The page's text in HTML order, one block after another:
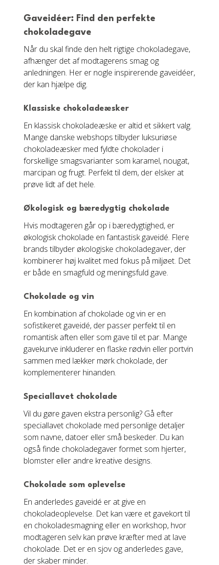
Gaveidéer: Find den perfekte
chokoladegave
Når du skal finde den helt rigtige chokoladegave,
afhænger det af modtagerens smag og
anledningen. Her er nogle inspirerende gaveidéer,
der kan hjælpe dig.
Klassiske chokoladeæsker
En klassisk chokoladeæske er altid et sikkert valg.
Mange danske webshops tilbyder luksuriøse
chokoladeæsker med fyldte chokolader i
forskellige smagsvarianter som karamel, nougat,
marcipan og frugt. Perfekt til dem, der elsker at
prøve lidt af det hele.
Økologisk og bæredygtig chokolade
Hvis modtageren går op i bæredygtighed, er
økologisk chokolade en fantastisk gaveidé. Flere
brands tilbyder økologiske chokoladegaver, der
kombinerer høj kvalitet med fokus på miljøet. Det
er både en smagfuld og meningsfuld gave.
Chokolade og vin
En kombination af chokolade og vin er en
sofistikeret gaveidé, der passer perfekt til en
romantisk aften eller som gave til et par. Mange
gavekurve inkluderer en flaske rødvin eller portvin
sammen med lækker mørk chokolade, der
komplementerer hinanden.
Speciallavet chokolade
Vil du gøre gaven ekstra personlig? Gå efter
speciallavet chokolade med personlige detaljer
som navne, datoer eller små beskeder. Du kan
også finde chokoladegaver formet som hjerter,
blomster eller andre kreative designs.
Chokolade som oplevelse
En anderledes gaveidé er at give en
chokoladeoplevelse. Det kan være et gavekort til
en chokoladesmagning eller en workshop, hvor
modtageren selv kan prøve kræfter med at lave
chokolade. Det er en sjov og anderledes gave,
der skaber minder.